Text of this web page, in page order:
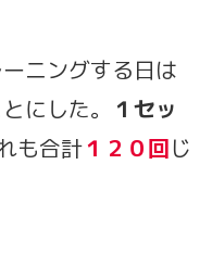
ニングする日は
にした。
１セッ
も合計１２０回じ